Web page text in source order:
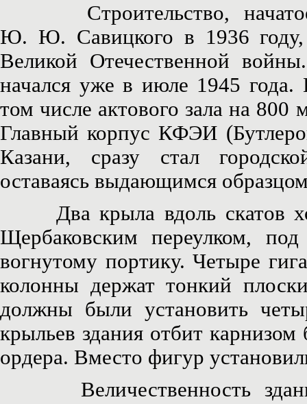
Cтроительство, начатое
Ю. Ю. Савицкого в 1936 году,
Великой Отечественной
начался уже в июле 1945
том числе актового зала на 800
Главный корпус КФЭИ
Казани, сразу стал
оставаясь выдающимся
Два крыла вдоль скатов
Щербаковским переулком,
вогнутому портику. Четыре
колонны держат тонкий
должны были установить
крыльев здания отбит
ордера. Вместо фигур
Величественность здания